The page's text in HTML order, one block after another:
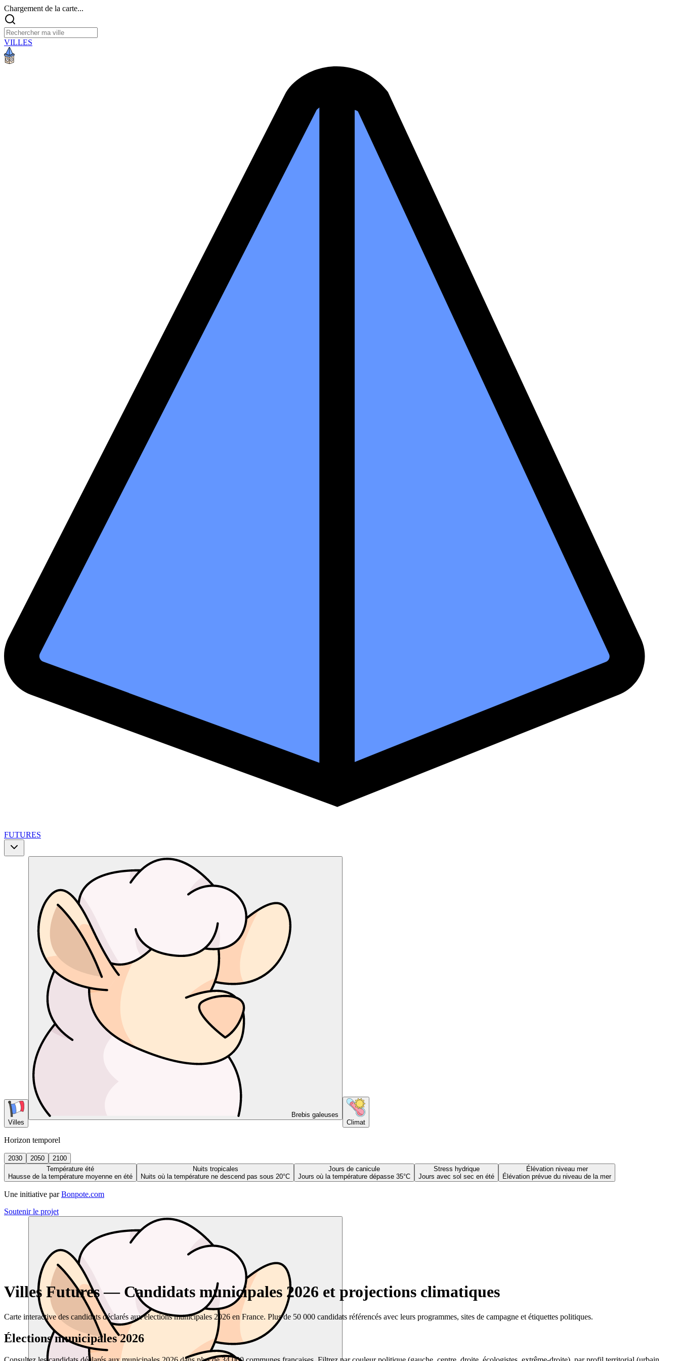
Chargement de la carte...
VILLES
FUTURES
Villes
Brebis galeuses
Climat
Horizon temporel
2030 2050
2100
Température été
Hausse de la température moyenne en été
Nuits tropicales
Nuits où la température ne descend pas sous 20°C
Jours de canicule
Jours où la température dépasse 35°C
Stress hydrique
Jours avec sol sec en été
Élévation niveau mer
Élévation prévue du niveau de la mer
Une initiative par Bonpote.com
Soutenir le projet
Villes Futures — Candidats municipales 2026 et projections climatiques
Carte interactive des candidats déclarés aux élections municipales 2026 en France. Plus de 50 000 candidats référencés avec leurs programmes, sites de campagne et étiquettes politiques.
Élections municipales 2026